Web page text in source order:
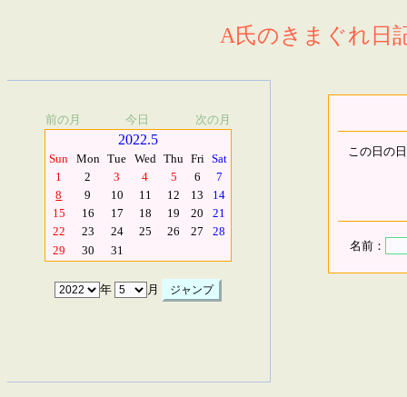
A氏のきまぐれ日
前の月 今日 次の月
2022.5
Sun Mon Tue Wed Thu Fri Sat
1
2 3 4 5 6
7
8
9 10 11 12 13
14
15
16 17 18 19 20
21
22
23 24 25 26 27
28
29
30 31
年 月
この日の
名前：